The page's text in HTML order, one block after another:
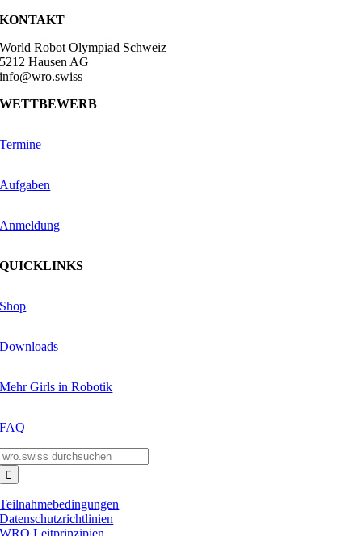
KONTAKT
World Robot Olympiad Schweiz
5212 Hausen AG
info@wro.swiss
WETTBEWERB
Termine
Aufgaben
Anmeldung
QUICKLINKS
Shop
Downloads
Mehr Girls in Robotik
FAQ
Teilnahmebedingungen
Datenschutzrichtlinien
WRO Leitprinzipien